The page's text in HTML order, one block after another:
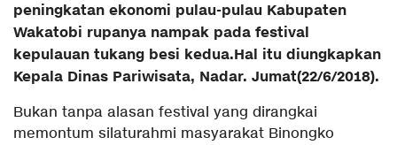
peningkatan ekonomi pulau-pulau Kabupaten
Wakatobi rupanya nampak pada festival
kepulauan tukang besi kedua.Hal itu diungkapkan
Kepala Dinas Pariwisata, Nadar. Jumat(22/6/2018).
Bukan tanpa alasan festival yang dirangkai
memontum silaturahmi masyarakat Binongko